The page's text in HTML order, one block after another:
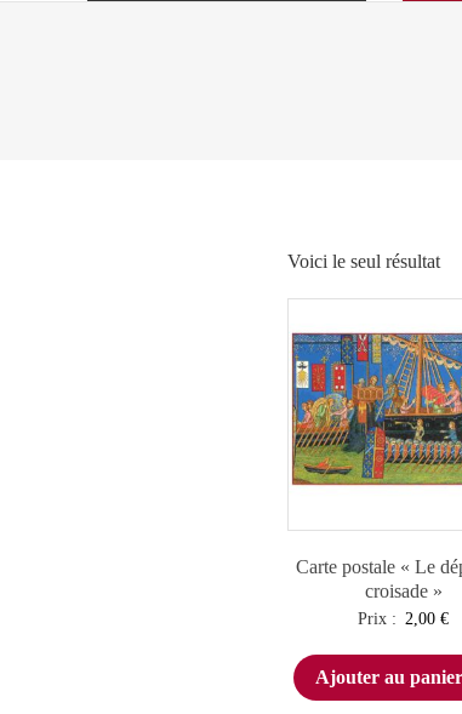
Voici le seul résultat
Carte postale « Le
croisade »
Prix : 2,00€
Ajouter au panier